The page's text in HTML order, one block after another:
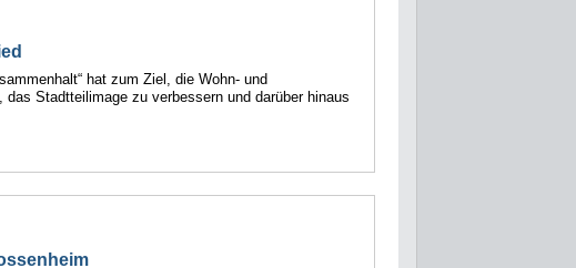
hat zum Ziel, die Wohn- und
das Stadtteilimage zu verbessern und darüber hinaus